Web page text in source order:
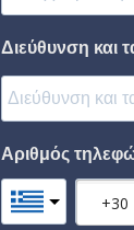
Διεύθυνση και
Αριθμός